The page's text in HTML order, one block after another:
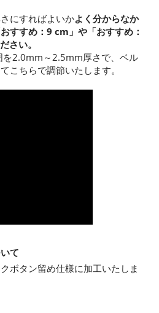
にすればよいかよく分からなか
すすめ：9 cm」や「おすすめ：
さい。
を2.0mm～2.5mm厚さで、ベル
こちらで調節いたします。
て
ボタン留め仕様に加工いたしま